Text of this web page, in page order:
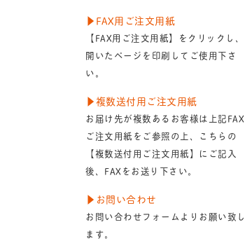
▶︎FAX用ご注文用紙
【FAX用ご注文用紙】をクリックし、
開いたページを印刷してご使用下さ
い。
▶︎複数送付用ご注文用紙
お届け先が複数あるお客様は上記FAX
ご注文用紙をご参照の上、こちらの
【複数送付用ご注文用紙】にご記入
後、FAXをお送り下さい。
▶︎お問い合わせ
お問い合わせフォームよりお願い致し
ます。